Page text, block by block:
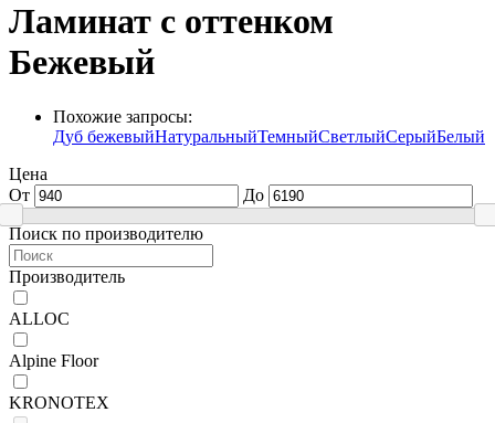
Ламинат с оттенком
Бежевый
Похожие запросы:
Дуб бежевыйНатуральныйТемныйСветлыйСерыйБелый
Цена
От
До
Поиск по производителю
Производитель
ALLOC
Alpine Floor
KRONOTEX